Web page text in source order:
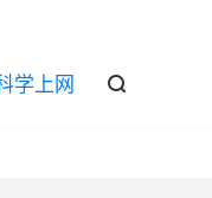
学上网 